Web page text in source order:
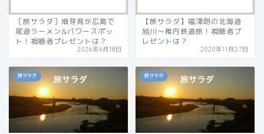
［旅サラダ］畑芽育が広島で
尾道ラーメン&パワースポッ
ト！視聴者プレゼントは？
2026年4月18日
【旅サラダ】福澤朗の北海道
旭川～稚内鉄道旅！視聴者プ
レゼントは？
2020年11月27日
旅サラダ 旅サラダ